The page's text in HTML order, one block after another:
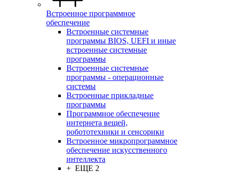
Встроенное программное
обеспечение
Встроенные системные
программы BIOS, UEFI и иные
встроенные системные
программы
Встроенные системные
программы - операционные
системы
Встроенные прикладные
программы
Программное обеспечение
интернета вещей,
робототехники и сенсорики
Встроенное микропрограммное
обеспечение искусственного
интеллекта
+ ЕЩЕ 2